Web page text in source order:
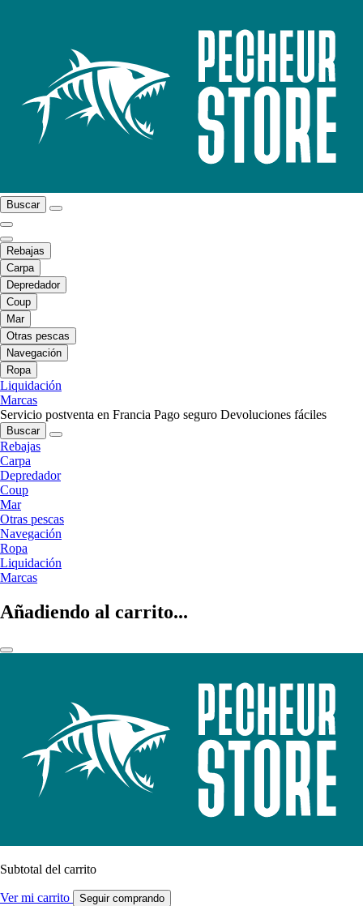
Buscar
Rebajas
Carpa
Depredador
Coup
Mar
Otras pescas
Navegación
Ropa
Liquidación
Marcas
Servicio postventa en Francia Pago seguro Devoluciones fáciles
Buscar
Rebajas
Carpa
Depredador
Coup
Mar
Otras pescas
Navegación
Ropa
Liquidación
Marcas
Añadiendo al carrito...
Subtotal del carrito
Ver mi carrito Seguir comprando